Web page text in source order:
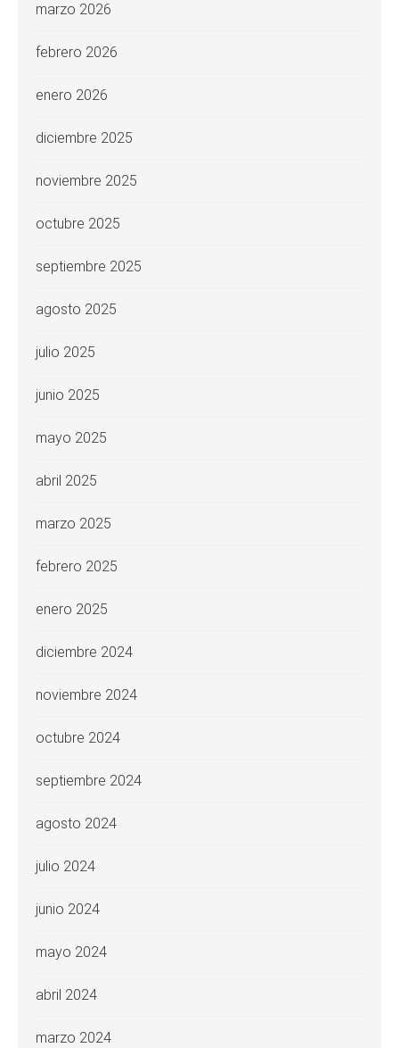
marzo 2026
febrero 2026
enero 2026
diciembre 2025
noviembre 2025
octubre 2025
septiembre 2025
agosto 2025
julio 2025
junio 2025
mayo 2025
abril 2025
marzo 2025
febrero 2025
enero 2025
diciembre 2024
noviembre 2024
octubre 2024
septiembre 2024
agosto 2024
julio 2024
junio 2024
mayo 2024
abril 2024
marzo 2024